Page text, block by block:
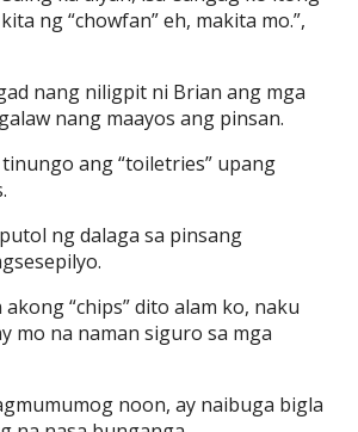
ng “chowfan” eh, makita mo.”,
nang niligpit ni Brian ang mga
nang maayos ang pinsan.
ang “toiletries” upang
putol ng dalaga sa pinsang
“chips” dito alam ko, naku
mo na naman siguro sa mga
noon, ay naibuga bigla